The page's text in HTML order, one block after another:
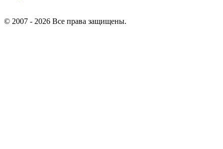
© 2007 - 2026 Все права защищены.